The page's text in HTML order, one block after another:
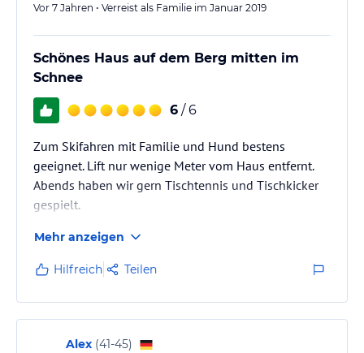
Vor 7 Jahren • Verreist als Familie im Januar 2019
Schönes Haus auf dem Berg mitten im
Schnee
6 / 6
Zum Skifahren mit Familie und Hund bestens
geeignet. Lift nur wenige Meter vom Haus entfernt.
Abends haben wir gern Tischtennis und Tischkicker
gespielt.
Mehr anzeigen
Hilfreich Teilen
Alex (41-45)